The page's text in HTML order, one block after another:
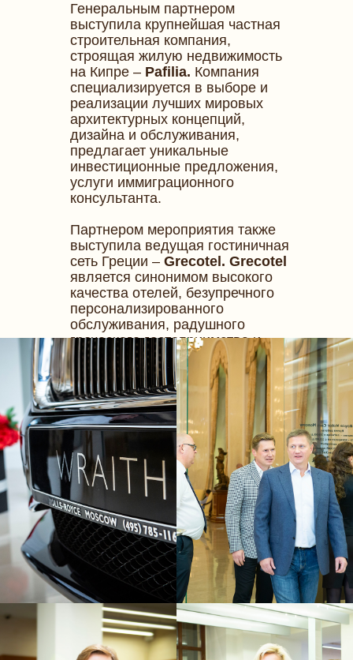
Генеральным партнером
выступила крупнейшая частная
строительная компания,
строящая жилую недвижимость
на Кипре – Pafilia. Компания
специализируется в выборе и
реализации лучших мировых
архитектурных концепций,
дизайна и обслуживания,
предлагает уникальные
инвестиционные предложения,
услуги иммиграционного
консультанта.
Партнером мероприятия также
выступила ведущая гостиничная
сеть Греции – Grecotel. Grecotel
является синонимом высокого
качества отелей, безупречного
персонализированного
обслуживания, радушного
греческого гостеприимства и
заботы об окружающей среде и
культуре Греции.